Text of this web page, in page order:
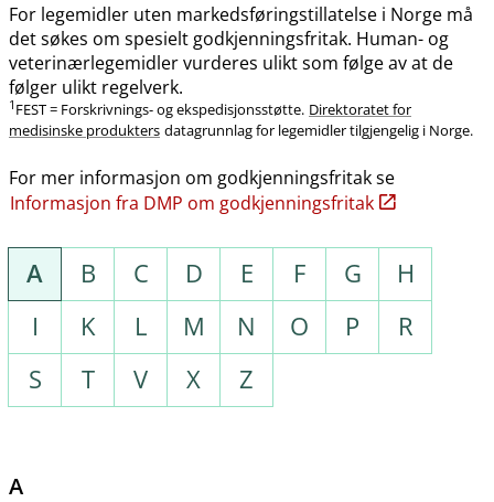
For legemidler uten markedsføringstillatelse i Norge må
det søkes om spesielt godkjenningsfritak. Human- og
veterinærlegemidler vurderes ulikt som følge av at de
følger ulikt regelverk.
1 FEST = Forskrivnings- og ekspedisjonsstøtte. Direktoratet for
medisinske produkters datagrunnlag for legemidler tilgjengelig i Norge.
For mer informasjon om godkjenningsfritak se
Informasjon fra DMP om godkjenningsfritak
A B C D E F G
H
I
K L M N O P
R
S
T V X Z
A